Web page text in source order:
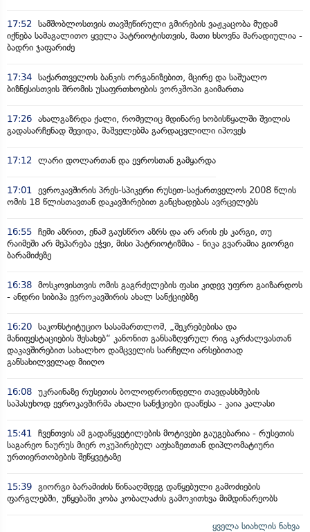
17:52
სამშობლოსთვის თავშეწირული გმირების ვაჟკაცობა მუდამ
იქნება სამაგალითო ყველა პატრიოტისთვის, მათი ხსოვნა მარადიულია -
ბადრი ჯაფარიძე
17:34 საქართველოს ბანკის ორგანიზებით, მცირე და საშუალო
ბიზნესისთვის შრომის უსაფრთხოების ვორკშოპი გაიმართა
17:26 ახალგაზრდა ქალი, რომელიც მდინარე ხობისწყალში შვილის
გადასარჩენად შევიდა, მაშველებმა გარდაცვლილი იპოვეს
17:12 ლარი დოლართან და ევროსთან გამყარდა
17:01
ევროკავშირის პრეს-სპიკერი რუსეთ-საქართველოს 2008 წლის
ომის 18 წლისთავთან დაკავშირებით განცხადებას ავრცელებს
16:55 ჩემი აზრით, ენამ გაუსწრო აზრს და არ არის ეს კარგი, თუ
რაიმეში არ მეპარება ეჭვი, მისი პატრიოტიზმია - ნიკა გვარამია გიორგი
ბარამიძეზე
16:38 მოსკოვისთვის ომის გაგრძელების ფასი კიდევ უფრო გაიზარდოს
- ანდრი სიბიჰა ევროკავშირის ახალ სანქციებზე
16:20 საკონსტიტუციო სასამართლომ, „შეკრებებისა და
მანიფესტაციების შესახებ“ კანონით განსაზღვრულ რიგ აკრძალვასთან
დაკავშირებით სახალხო დამცველის სარჩელი არსებითად
განსახილველად მიიღო
16:08 უკრაინაზე რუსეთის ბოლოდროინდელი თავდასხმების
საპასუხოდ ევროკავშირმა ახალი სანქციები დააწესა - კაია კალასი
15:41
ჩვენთვის ამ გადაწყვეტილების მოტივები გაუგებარია - რუსეთის
საგარეო ნაურუს მიერ ოკუპირებულ აფხაზეთთან დიპლომატიური
ურთიერთობების შეწყვეტაზე
15:39 გიორგი ბარამიძის წინააღმდეგ დაწყებული გამოძიების
ფარგლებში, უწყებაში კობა კობალაძის გამოკითხვა მიმდინარეობს
ყველა სიახლის ნახვა